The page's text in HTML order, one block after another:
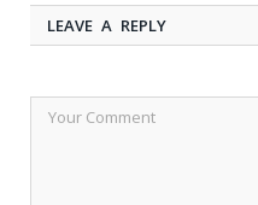
LEAVE A REPLY